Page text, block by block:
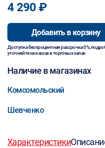
4 290 ₽
Добавить в корзину
Доступна беспроцентная рассрочка 0%,
уточняйте на кассах в торговых залах.
Наличие в магазинах
Комсомольский
Шевченко
Характеристики